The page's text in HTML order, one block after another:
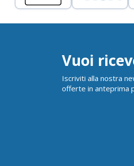
Vuoi
Iscriviti alla nostra
offerte in anteprima